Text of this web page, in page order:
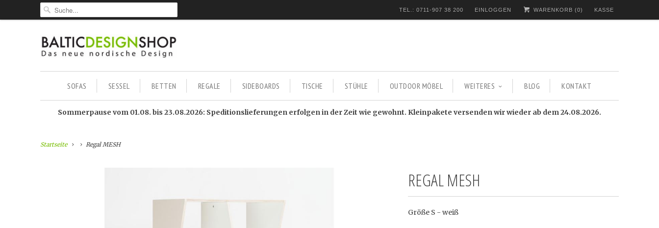
TEL.: 0711-907 38 200 EINLOGGEN WARENKORB (0) KASSE
SOFAS SESSEL BETTEN REGALE SIDEBOARDS TISCHE STÜHLE OUTDOOR MÖBEL WEITERES BLOG KONTAKT
Sommerpause vom 01.08. bis 23.08.2026: Speditionslieferungen erfolgen in der Zeit wie gewohnt. Kleinpakete versenden wir wieder ab dem 24.08.2026.
Startseite Regal MESH
REGAL MESH
Größe S - weiß